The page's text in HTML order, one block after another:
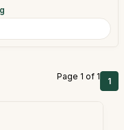
Page 1 of 1 1